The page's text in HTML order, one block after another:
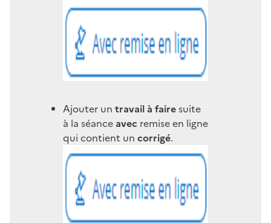
Ajouter un travail à fairesuite
à la séanceavec remise en ligne
qui contient un corrigé.